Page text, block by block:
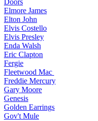
Elmore James
Elton John
Elvis Costello
Elvis Presley
Enda Walsh
Eric Clapton
Fergie
Fleetwood Mac
Freddie Mercury
Gary Moore
Genesis
Golden Earrings
Gov't Mule